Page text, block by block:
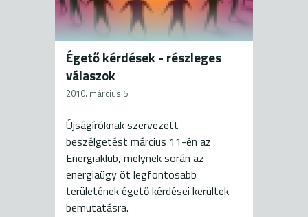
Égető kérdések - részleges
válaszok
2010. március 5.
Újságíróknak szervezett
beszélgetést március 11-én az
Energiaklub, melynek során az
energiaügy öt legfontosabb
területének égető kérdései kerültek
bemutatásra.